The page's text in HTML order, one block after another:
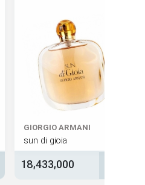
GIORGIO ARMANI
sun di gioia
18,433,000